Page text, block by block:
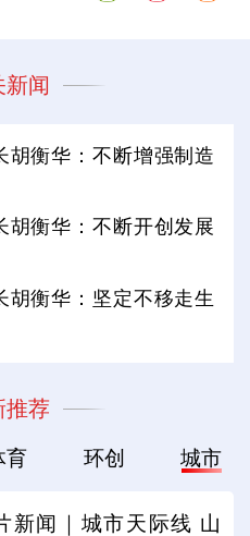
新闻
胡衡华：不断增强制造
胡衡华：不断开创发展
胡衡华：坚定不移走生
推荐
育 环创 城市
新闻｜城市天际线 山